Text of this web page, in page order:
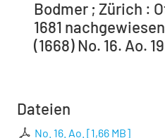
Bodmer ; Zürich :
1681
(1668) No. 16. Ao.
Dateien
No. 16. Ao. [1,66 MB]